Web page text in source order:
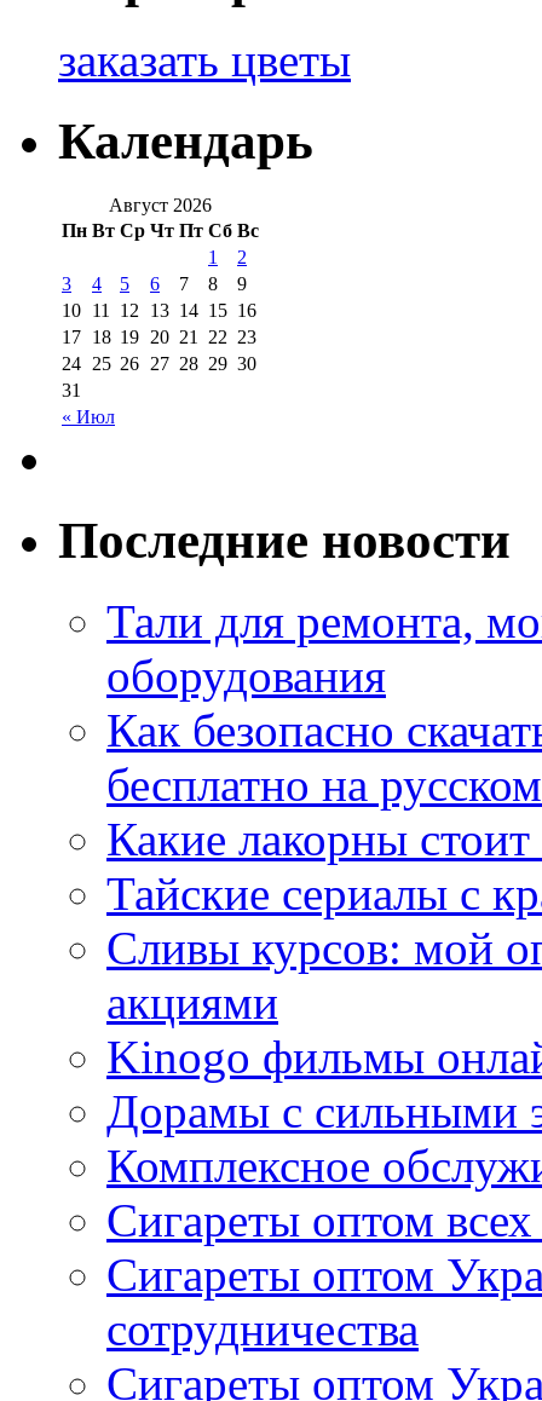
заказать цветы
Календарь
Август 2026
Пн Вт Ср Чт Пт Сб Вс
« Июл
1
2
3
4 5 6 7 8
9
10 11 12 13 14 15 16
17 18 19 20 21 22 23
24 25 26 27 28 29 30
31
Последние новости
Тали для ремонта,
оборудования
Как безопасно
бесплатно на
Какие лакорны
Тайские сериалы с
Сливы курсов: мой
акциями
Kinogo фильмы
Дорамы с сильными
Комплексное
Сигареты оптом
Сигареты оптом
сотрудничества
Сигареты оптом